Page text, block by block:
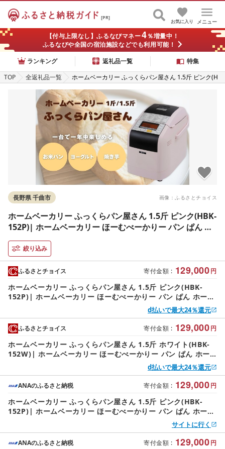
[PR]
メニュー
お気に入り
【付与上限なし】ふるなびマネー4％増量中！
ふるなびや全国の宿泊施設などでも利用可能！
ランキング
返礼品一覧
特集
TOP
全返礼品一覧
ホームベーカリー ふっくらパン屋さん 1.5斤 ピンク(H
BK-152P)| ホームベーカリー ほーむべーかりー パン
ぱん ホーム おうち お家 手作り 手作りパン パン焼き器
ふんわり食パン 食パン 自家製 ふっくら 斤 1.5 ブレッ
ド ベーカリー 焼き芋 ヨーグルト ジャム MK エムケー
精工 信州 長野県
画像：ふるさとチョイス
長野県 千曲市
ホームベーカリー ふっくらパン屋さん 1.5斤 ピンク(HBK-
152P)| ホームベーカリー ほーむべーかりー パン ぱん ホ
ーム おうち お家 手作り 手作りパン パン焼き器 ふんわり
食パン 食パン 自家製 ふっくら 斤 1.5 ブレッド ベーカリ
ー 焼き芋 ヨーグルト ジャム MK エムケー精工 信州 長野
県
絞り込み
寄付金額 : 129,000円
ふるさとチョイス
ホームベーカリー ふっくらパン屋さん 1.5斤 ピンク(HBK-
152P)| ホームベーカリー ほーむべーかりー パン ぱん ホーム
おうち お家 手作り 手作りパン パン焼き器 ふんわり食パン 食
パン 自家製 ふっくら 斤 1.5 ブレッド ベーカリー 焼き芋 ヨー
グルト ジャム MK エムケー精工 信州 長野県
d払いで最大24％還元
寄付金額 : 129,000円
ふるさとチョイス
ホームベーカリー ふっくらパン屋さん 1.5斤 ホワイト(HBK-
152W)| ホームベーカリー ほーむべーかりー パン ぱん ホー
ム おうち お家 手作り 手作りパン パン焼き器 ふんわり食パン
食パン 自家製 ふっくら 斤 1.5 ブレッド ベーカリー 焼き芋 ヨ
ーグルト ジャム MK エムケー精工 信州 長野県
d払いで最大24％還元
寄付金額 : 129,000円
ANAのふるさと納税
ホームベーカリー ふっくらパン屋さん 1.5斤 ピンク(HBK-
152P)| ホームベーカリー ほーむべーかりー パン ぱん ホーム
おうち お家 手作り 手作りパン パン焼き器 ふんわり食パン 食
パン 自家製 ふっくら 斤 1.5 ブレッド ベーカリー 焼き芋 ヨー
グルト ジャム MK エムケー精工 信州 長野県
サイトに行く
寄付金額 : 129,000円
ANAのふるさと納税